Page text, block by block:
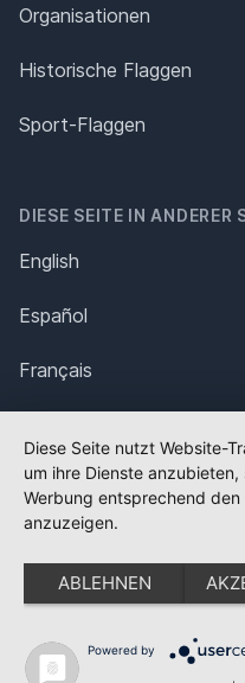
Organisationen
Historische Flaggen
Sport-Flaggen
DIESE SEITE IN ANDERER
English
Español
Français
Polska
Português
Nederlands
Svenska
Diese Seite nutzt Website-
um ihre Dienste
Werbung entsprechend
anzuzeigen.
ABLEHNEN
Powered by